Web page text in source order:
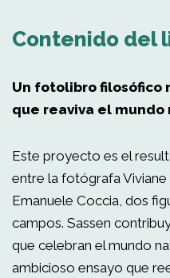
Contenido del
Un fotolibro filosófico
que reaviva el mundo
Este proyecto es el
entre la fotógrafa
Emanuele Coccia, dos
campos. Sassen
que celebran el mundo
ambicioso ensayo que